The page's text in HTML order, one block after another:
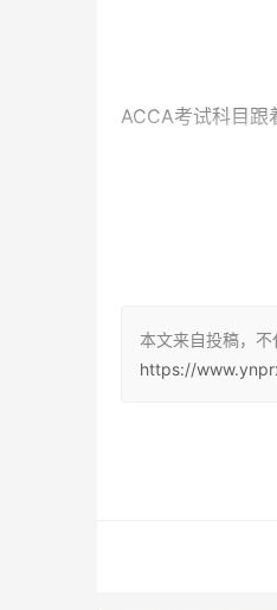
ACCA考试科目跟
CPA不可以异地
供报名后再调换
考注册会计师,注
本文来自投稿，不
https://